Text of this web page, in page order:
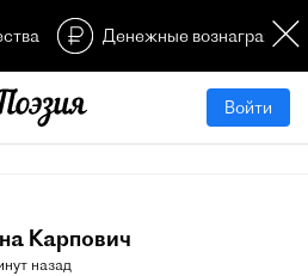
Денежные
Войти
Карпович
назад